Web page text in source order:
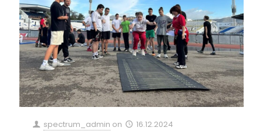
spectrum_admin on
16.12.2024